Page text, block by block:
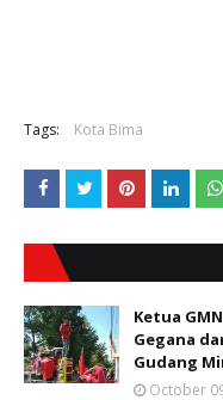
Tags: Kota Bima
Ketua
Gegana
Gudang
October